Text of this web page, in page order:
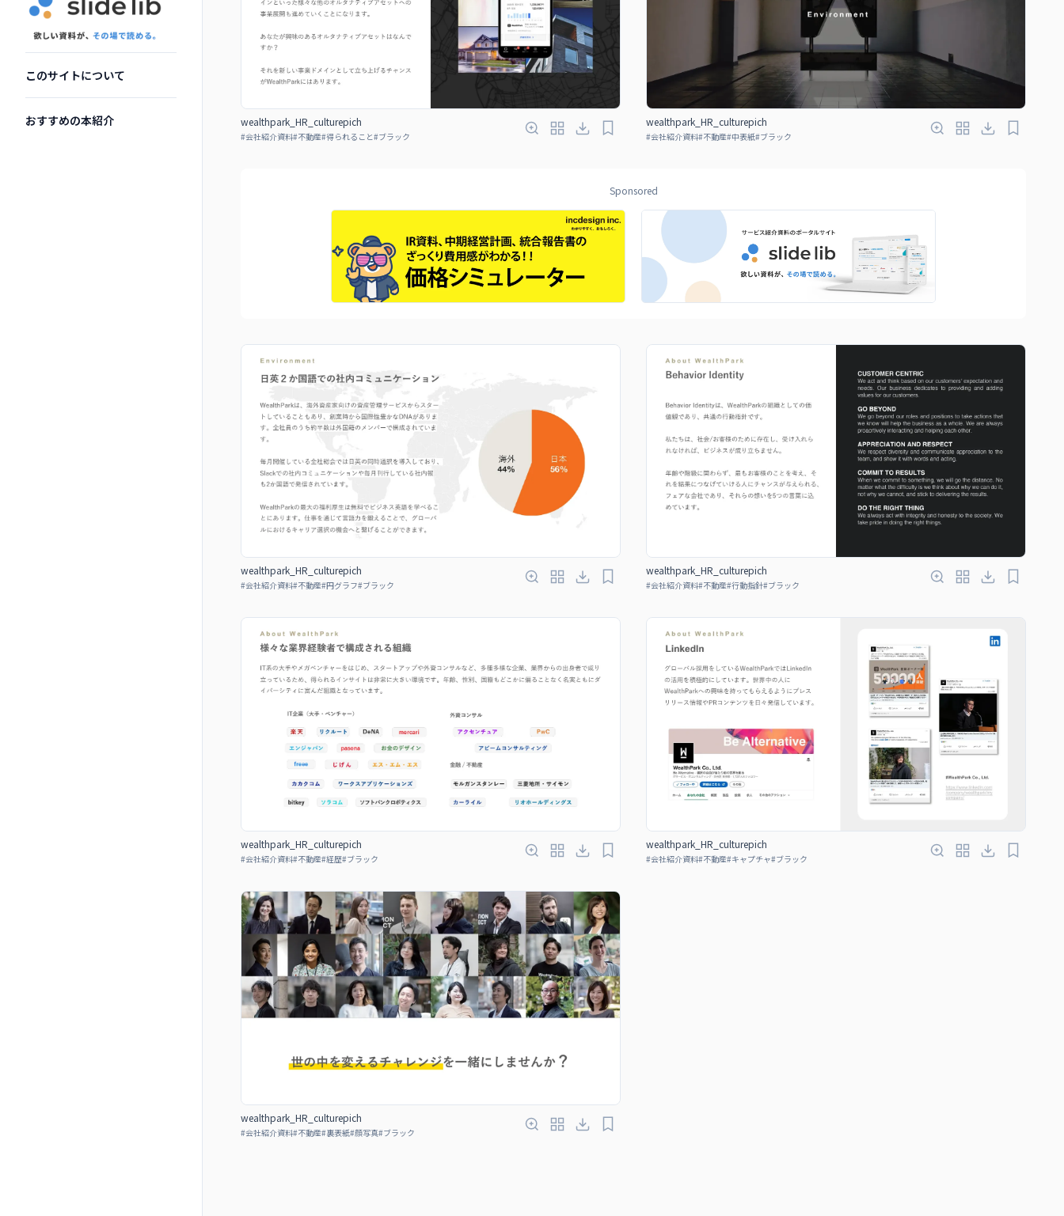
このサイトについて
おすすめの本紹介 wealthpark_HR_culturepich
#会社紹介資料#不動産#得られること#ブラック
wealthpark_HR_culturepich
#会社紹介資料#不動産#中表紙#ブラック
Sponsored
wealthpark_HR_culturepich
#会社紹介資料#不動産#円グラフ#ブラック
wealthpark_HR_culturepich
#会社紹介資料#不動産#行動指針#ブラック
wealthpark_HR_culturepich
#会社紹介資料#不動産#経歴#ブラック
wealthpark_HR_culturepich
#会社紹介資料#不動産#キャプチャ#ブラック
wealthpark_HR_culturepich
#会社紹介資料#不動産#裏表紙#顔写真#ブラック